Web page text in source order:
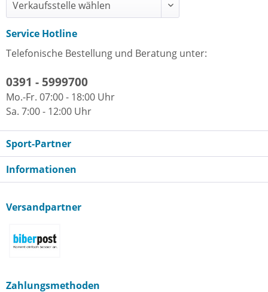
Service Hotline
Telefonische Bestellung und Beratung unter:
0391 - 5999700
Mo.-Fr. 07:00 - 18:00 Uhr
Sa. 7:00 - 12:00 Uhr
Sport-Partner
Informationen
Versandpartner
Zahlungsmethoden